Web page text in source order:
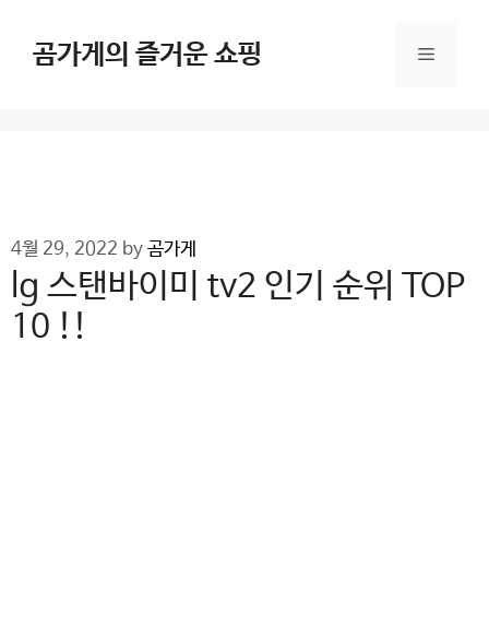
content곰가게의 즐거운 쇼핑 Menu
4월 29, 2022 by 곰가게
lg 스탠바이미 tv2 인기 순위 TOP
10 !!